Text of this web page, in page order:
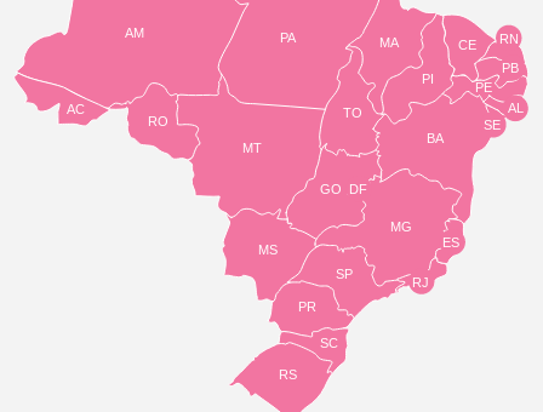
TO
BA
SE
PE
AL
RN
CE
PI
MA
PA
AM
AC
RO
MT
MS
GO
PR
SC
RS
SP
MG
RJ
ES
DF
PB